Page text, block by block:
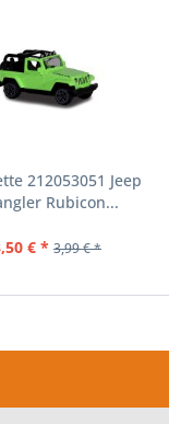
212053051 Jeep
Rubicon...
€ * 3,99 € *